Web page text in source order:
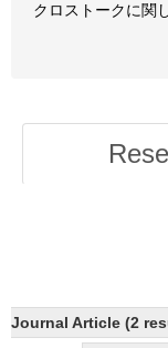
クロストークに関
Journal Article (2